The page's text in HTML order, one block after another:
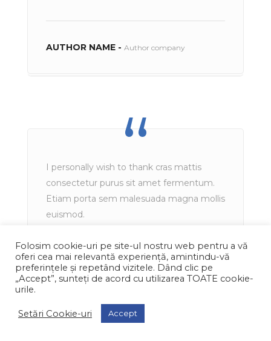
AUTHOR NAME - Author company
I personally wish to thank cras mattis
consectetur purus sit amet fermentum.
Etiam porta sem malesuada magna mollis
euismod.
AUTHOR NAME -Author company
Folosim cookie-uri pe site-ul nostru web pentru a vă
oferi cea mai relevantă experiență, amintindu-vă
preferințele și repetând vizitele. Dând clic pe
„Accept”, sunteți de acord cu utilizarea TOATE cookie-
urile.
Setări Cookie-uri Accept